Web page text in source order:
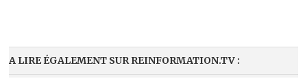
A LIRE ÉGALEMENT SUR REINFORMATION.TV :